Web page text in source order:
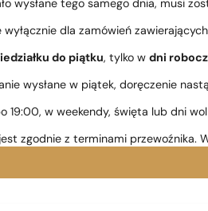
wysłane tego samego dnia, musi
wyłącznie dla zamówień
do piątku, tylko w dni
wysłane w piątek, doręczenie
19:00, w weekendy, święta lub dni
zgodnie z terminami przewoźnika.